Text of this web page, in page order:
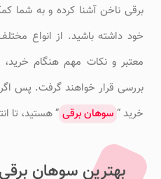
برقی ناخن آشنا کرده و به شما
خود داشته باشید. از انواع
معتبر و نکات مهم هنگام
بررسی قرار خواهند گرفت. پس
خرید “ سوهان برقی ” هستید، تا
بهترین سوهان